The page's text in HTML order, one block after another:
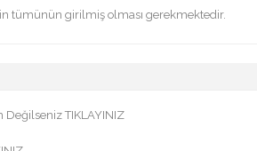
tümünün girilmiş olması gerekmektedir.
DeğilsenizTIKLAYINIZ